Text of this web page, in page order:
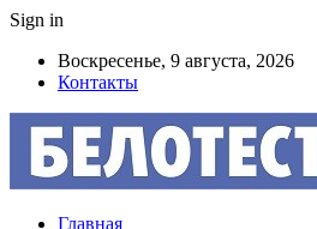
Sign in
Воскресенье, 9 августа, 2026
Контакты
Главная